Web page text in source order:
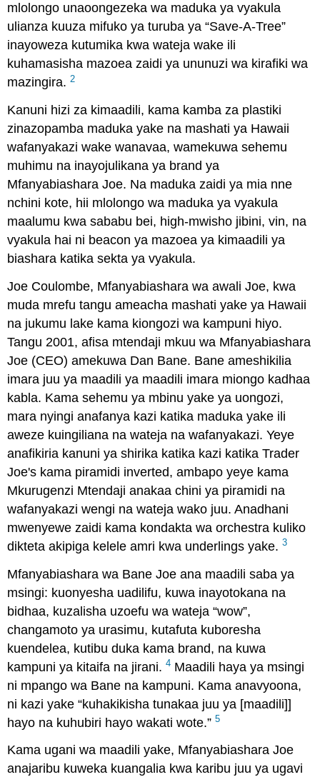
mlolongo unaoongezeka wa maduka ya vyakula
ulianza kuuza mifuko ya turuba ya “Save-A-Tree”
inayoweza kutumika kwa wateja wake ili
kuhamasisha mazoea zaidi ya ununuzi wa kirafiki wa
mazingira.2
Kanuni hizi za kimaadili, kama kamba za plastiki
zinazopamba maduka yake na mashati ya Hawaii
wafanyakazi wake wanavaa, wamekuwa sehemu
muhimu na inayojulikana ya brand ya
Mfanyabiashara Joe. Na maduka zaidi ya mia nne
nchini kote, hii mlolongo wa maduka ya vyakula
maalumu kwa sababu bei, high-mwisho jibini, vin, na
vyakula hai ni beacon ya mazoea ya kimaadili ya
biashara katika sekta ya vyakula.
Joe Coulombe, Mfanyabiashara wa awali Joe, kwa
muda mrefu tangu ameacha mashati yake ya Hawaii
na jukumu lake kama kiongozi wa kampuni hiyo.
Tangu 2001, afisa mtendaji mkuu wa Mfanyabiashara
Joe (CEO) amekuwa Dan Bane. Bane ameshikilia
imara juu ya maadili ya maadili imara miongo kadhaa
kabla. Kama sehemu ya mbinu yake ya uongozi,
mara nyingi anafanya kazi katika maduka yake ili
aweze kuingiliana na wateja na wafanyakazi. Yeye
anafikiria kanuni ya shirika katika kazi katika Trader
Joe's kama piramidi inverted, ambapo yeye kama
Mkurugenzi Mtendaji anakaa chini ya piramidi na
wafanyakazi wengi na wateja wako juu. Anadhani
mwenyewe zaidi kama kondakta wa orchestra kuliko
dikteta akipiga kelele amri kwa underlings yake.3
Mfanyabiashara wa Bane Joe ana maadili saba ya
msingi: kuonyesha uadilifu, kuwa inayotokana na
bidhaa, kuzalisha uzoefu wa wateja “wow”,
changamoto ya urasimu, kutafuta kuboresha
kuendelea, kutibu duka kama brand, na kuwa
kampuni ya kitaifa na jirani.4 Maadili haya ya msingi
ni mpango wa Bane na kampuni. Kama anavyoona,
ni kazi yake “kuhakikisha tunakaa juu ya [maadili]]
hayo na kuhubiri hayo wakati wote.”5
Kama ugani wa maadili yake, Mfanyabiashara Joe
anajaribu kuweka kuangalia kwa karibu juu ya ugavi